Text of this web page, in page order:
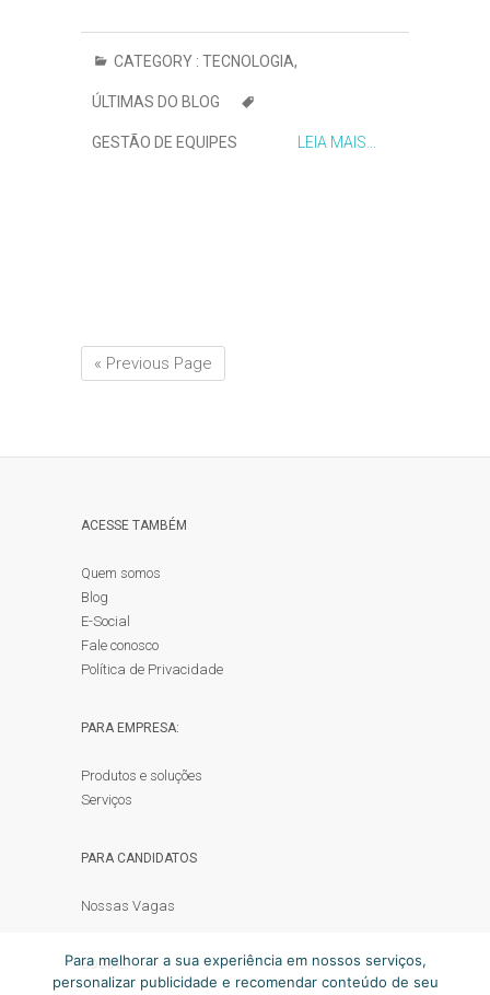
CATEGORY : TECNOLOGIA,
ÚLTIMAS DO BLOG
GESTÃO DE EQUIPES LEIA MAIS...
« Previous Page
ACESSE TAMBÉM
Quem somos
Blog
E-Social
Fale conosco
Política de Privacidade
PARA EMPRESA:
Produtos e soluções
Serviços
PARA CANDIDATOS
Nossas Vagas
SOCIAL:
Para melhorar a sua experiência em nossos serviços,
personalizar publicidade e recomendar conteúdo de seu